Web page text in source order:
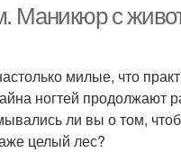
Маникюр с
милые, что
ногтей продолжают
ли вы о том,
целый лес?